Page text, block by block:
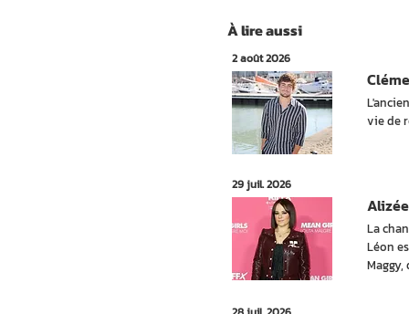
À lire aussi
2 août 2026
vie de
29 juil. 2026
La
Léon